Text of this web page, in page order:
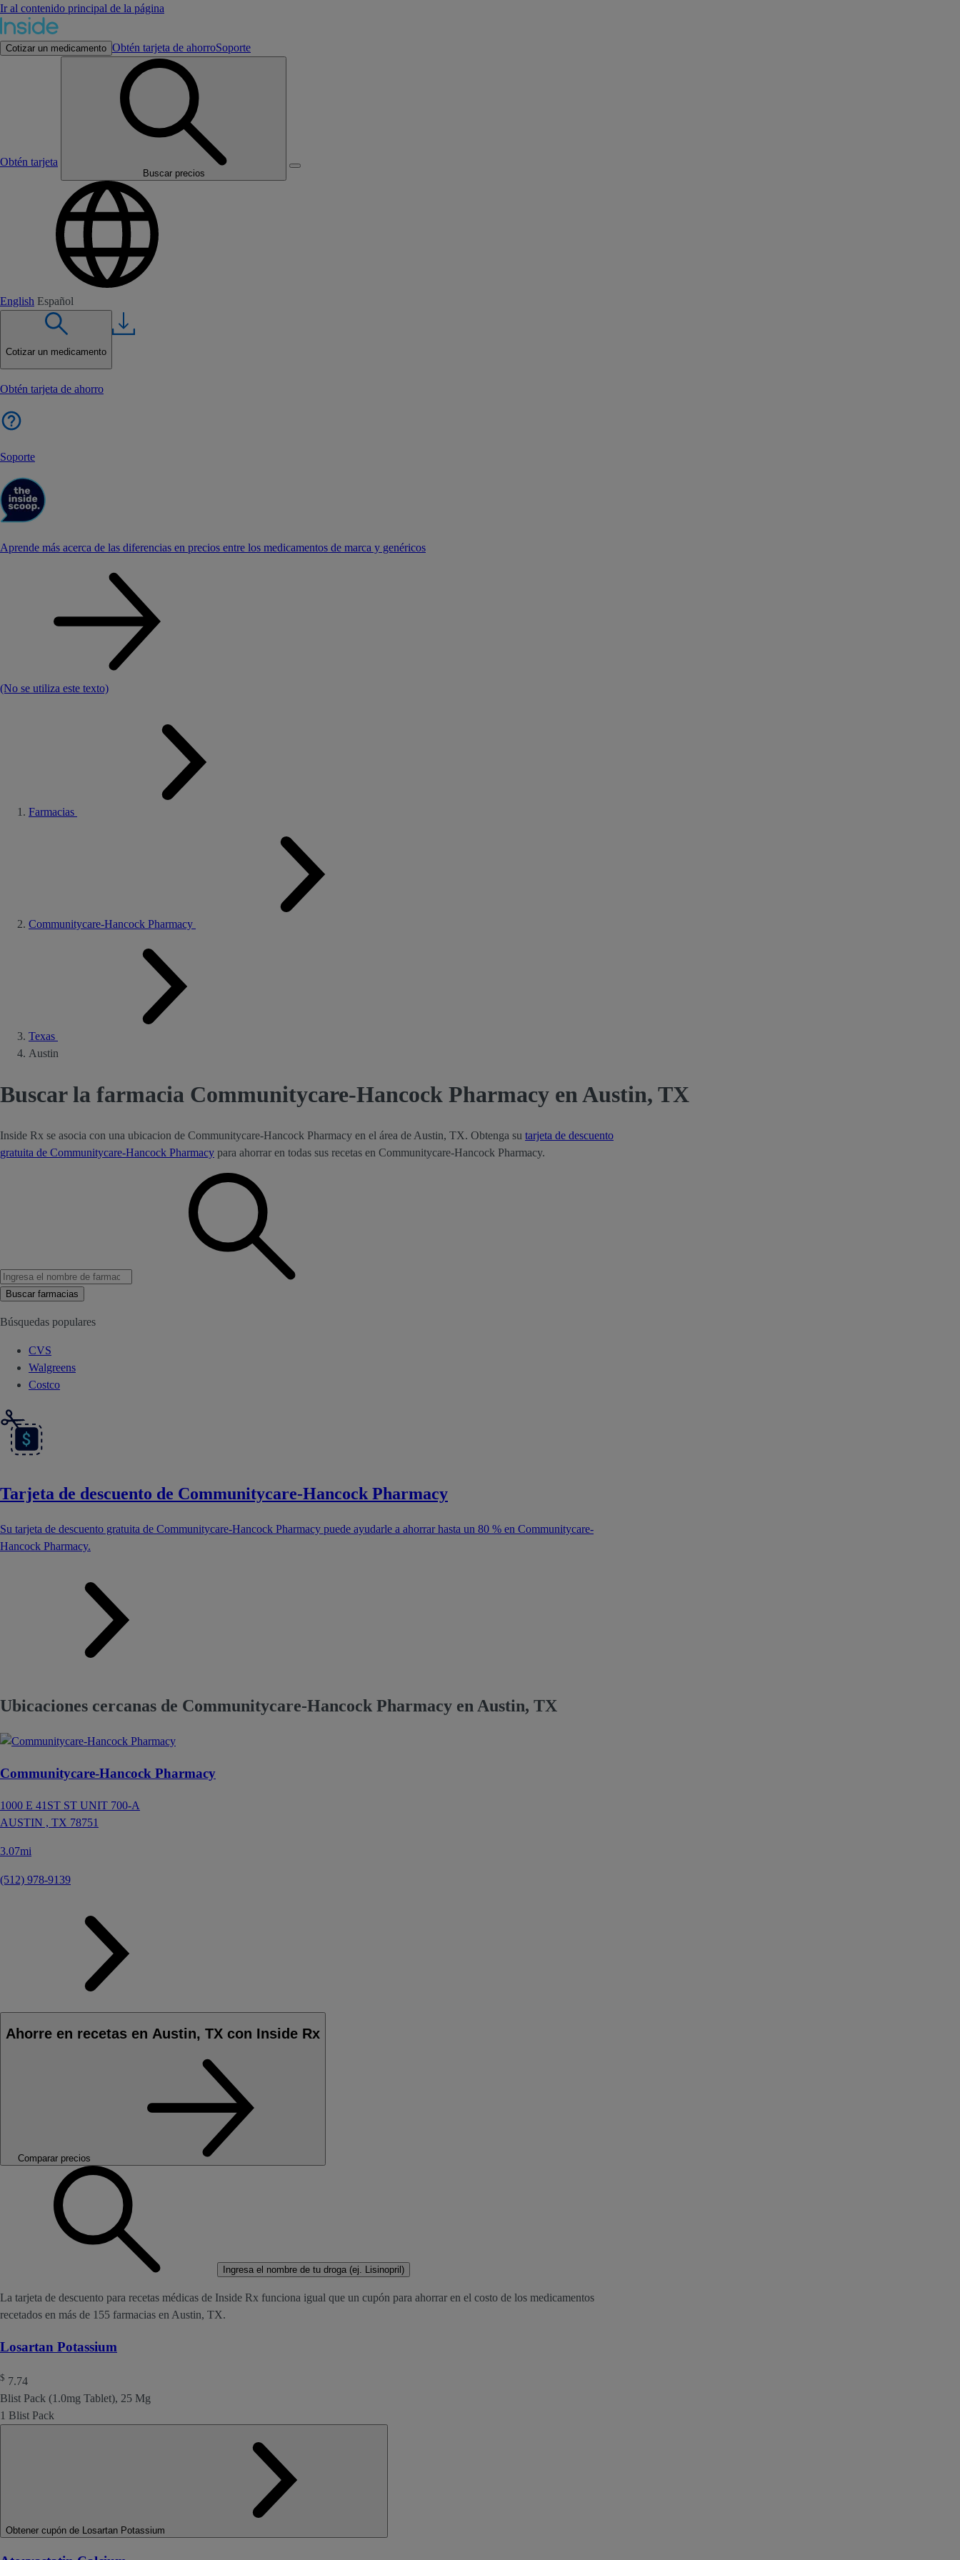
Ir al contenido principal de la página
Cotizar un medicamento Obtén tarjeta de ahorroSoporte
Obtén tarjeta
Buscar precios
English Español
Cotizar un medicamento
Obtén tarjeta de ahorro
Soporte
Aprende más acerca de las diferencias en precios entre los medicamentos de marca y genéricos
(No se utiliza este texto)
Farmacias
Communitycare-Hancock Pharmacy
Texas
Austin
Buscar la farmacia Communitycare-Hancock Pharmacy en Austin, TX
Inside Rx se asocia con una ubicacion de Communitycare-Hancock Pharmacy en el área de Austin, TX. Obtenga su tarjeta de descuento
gratuita de Communitycare-Hancock Pharmacy para ahorrar en todas sus recetas en Communitycare-Hancock Pharmacy.
Buscar farmacias
Búsquedas populares
CVS
Walgreens
Costco
Tarjeta de descuento de Communitycare-Hancock Pharmacy
Su tarjeta de descuento gratuita de Communitycare-Hancock Pharmacy puede ayudarle a ahorrar hasta un 80 % en Communitycare-
Hancock Pharmacy.
Ubicaciones cercanas de Communitycare-Hancock Pharmacy en Austin, TX
Communitycare-Hancock Pharmacy
1000 E 41ST ST UNIT 700-A
AUSTIN , TX 78751
3.07mi
(512) 978-9139
Ahorre en recetas en Austin, TX con Inside Rx
Comparar precios
Ingresa el nombre de tu droga (ej. Lisinopril)
La tarjeta de descuento para recetas médicas de Inside Rx funciona igual que un cupón para ahorrar en el costo de los medicamentos
recetados en más de 155 farmacias en Austin, TX.
Losartan Potassium
$ 7.74
Blist Pack (1.0mg Tablet), 25 Mg
1 Blist Pack
Obtener cupón de Losartan Potassium